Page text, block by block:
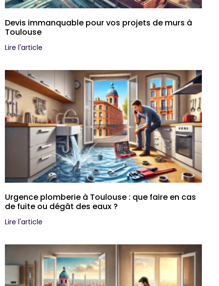
Devis immanquable pour vos projets de murs à
Toulouse
Lire l'article
Urgence plomberie à Toulouse : que faire en cas
de fuite ou dégât des eaux ?
Lire l'article